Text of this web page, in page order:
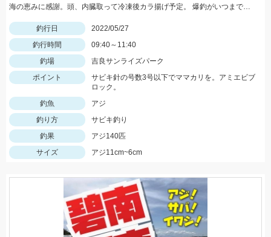
海の恵みに感謝。頭、内臓取って冷凍後カラ揚げ予定。 爆釣がいつまで続くか見守りたい。
釣行日
2022/05/27
釣行時間
09:40～11:40
釣場
吉良サンライズパーク
ポイント
サビキ針の号数3号以下でママカリを。アミエビブ
ロック。
釣魚
アジ
釣り方
サビキ釣り
釣果
アジ140匹
サイズ
アジ11cm~6cm